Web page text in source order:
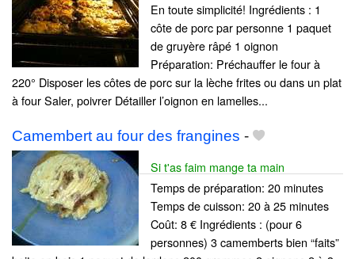
En toute simplicité! Ingrédients : 1
côte de porc par personne 1 paquet
de gruyère râpé 1 oignon
Préparation: Préchauffer le four à
220° Disposer les côtes de porc sur la lèche frites ou dans un plat
à four Saler, poivrer Détailler l’oignon en lamelles...
Camembert au four des frangines -
Si t'as faim mange ta main
Temps de préparation: 20 minutes
Temps de cuisson: 20 à 25 minutes
Coût: 8 € Ingrédients : (pour 6
personnes) 3 camemberts bien “faits”